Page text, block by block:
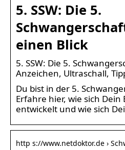
5. SSW: Die 5.
einen Blick
5. SSW: Die 5.
Anzeichen, Ultraschall,
Du bist in der 5.
Erfahre hier, wie sich Dein
entwickelt und wie sich
http s://www.netdoktor.de ›